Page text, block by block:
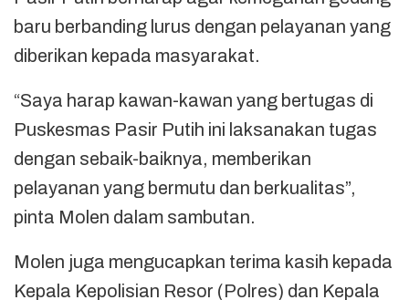
baru berbanding lurus dengan pelayanan yang
diberikan kepada masyarakat.
“Saya harap kawan-kawan yang bertugas di
Puskesmas Pasir Putih ini laksanakan tugas
dengan sebaik-baiknya, memberikan
pelayanan yang bermutu dan berkualitas”,
pinta Molen dalam sambutan.
Molen juga mengucapkan terima kasih kepada
Kepala Kepolisian Resor (Polres) dan Kepala